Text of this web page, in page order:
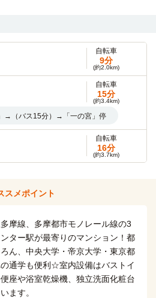
ズ（多摩キャンパス）)
自転車
6分
(約1.3km)
自転車
7分
(約1.6km)
自転車
(約2.2km)
自転車
12分
多摩モノレール線5分）→中央大
13分
(約3.0km)
駅→（京王相模原線3分）→ 京王
（スクールバス10分）
ンパス)
自転車
自転車
9分
(約2.0km)
自転車
15分
(約3.4km)
→（バス15分）→「一の宮」停
自転車
16分
(約3.7km)
分）→「大栗橋」停
自転車
20分
(約4.7km)
ノレール13分）→高幡不動駅（11
園駅
スメポイント
摩線、多摩都市モノレール線の3
ター駅が最寄りのマンション！都
ん、中央大学・帝京大学・東京都
通学も便利☆室内設備はバストイ
座や浴室乾燥機、独立洗面化粧台
ます。